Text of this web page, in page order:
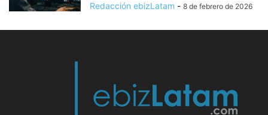
Redacción ebizLatam - 8 de febrero de 2026